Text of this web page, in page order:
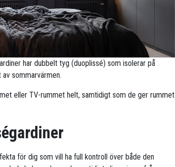
har dubbelt tyg (duoplissé) som isolerar på
sommarvärmen.
eller TV-rummet helt, samtidigt som de ger rummet
för dig som vill ha full kontroll över både den